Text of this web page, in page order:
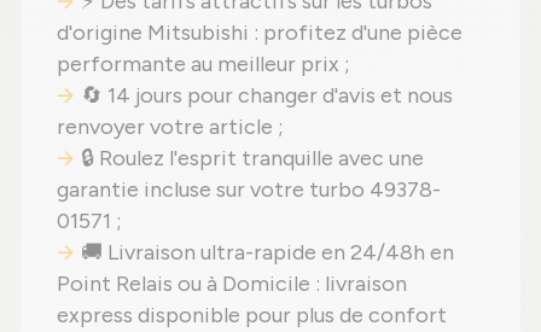
d'origine Mitsubishi : profitez d'une pièce
performante au meilleur prix ;
🔄 14 jours pour changer d'avis et nous
renvoyer votre article ;
🔒 Roulez l'esprit tranquille avec une
garantie incluse sur votre turbo 49378-
01571 ;
🚚 Livraison ultra-rapide en 24/48h en
Point Relais ou à Domicile : livraison
express disponible pour plus de confort